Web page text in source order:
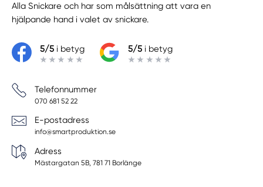
Alla Snickare och har som målsättning att vara en
hjälpande hand i valet av snickare.
5/5i betyg 5/5i betyg
Telefonnummer
070 681 52 22
E-postadress
info@smartproduktion.se
Adress
Mästargatan 5B, 781 71 Borlänge